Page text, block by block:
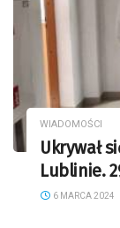
WIADOMOŚCI
Ukrywał
Lublinie.
6 MARCA 2024